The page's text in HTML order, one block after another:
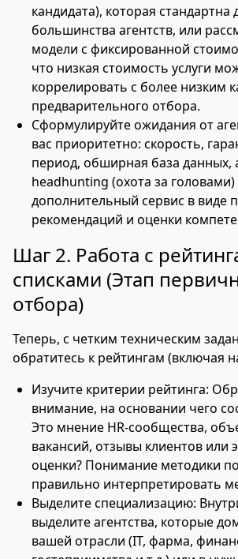
кандидата), которая стандартна
большинства агентств, или
модели с фиксированной
что низкая стоимость услуги
коррелировать с более низким
предварительного отбора.
Сформулируйте ожидания от
вас приоритетно: скорость,
период, обширная база данных,
headhunting (охота за
дополнительный сервис в виде
рекомендаций и оценки
Шаг 2. Работа с
списками (Этап
отбора)
Теперь, с четким техническим
обратитесь к рейтингам (включая
Изучите критерии рейтинга:
внимание, на основании чего
Это мнение HR-сообщества,
вакансий, отзывы клиентов или
оценки? Понимание методики
правильно интерпретировать
Выделите специализацию:
выделите агентства, которые
вашей отрасли (IT, фарма,